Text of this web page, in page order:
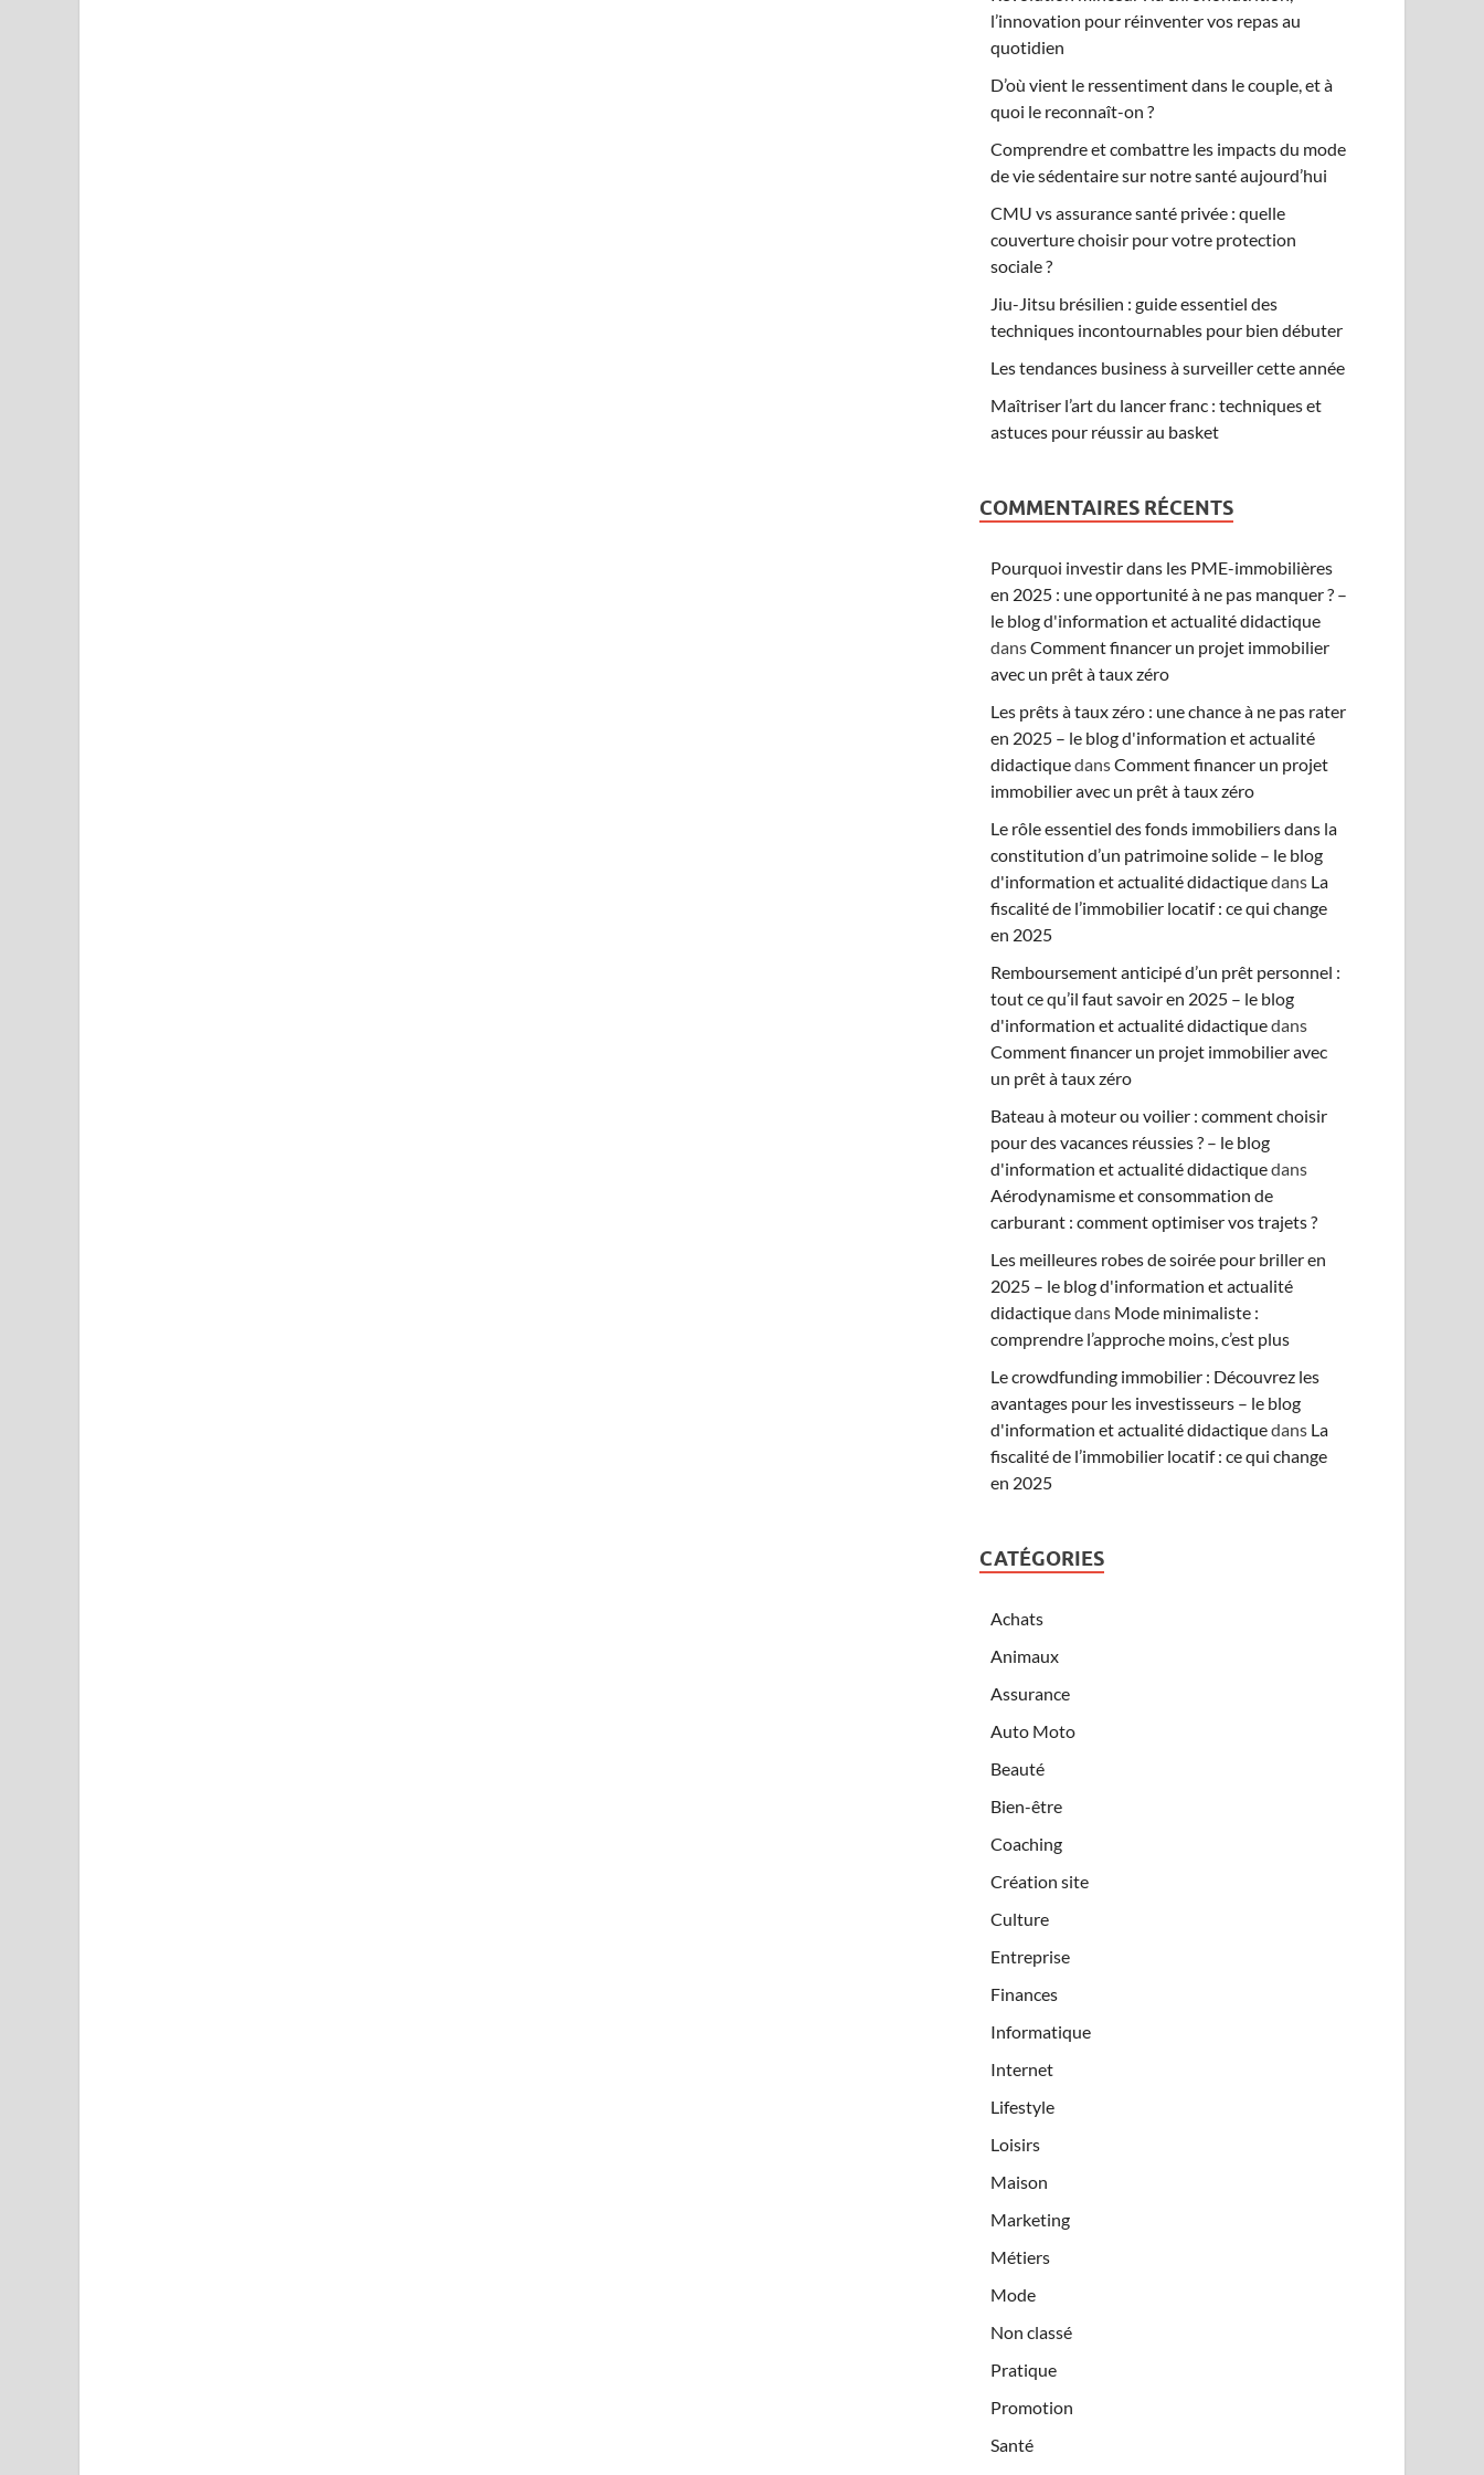
l’innovation pour réinventer vos repas au
quotidien
D’où vient le ressentiment dans le couple, et à
quoi le reconnaît-on ?
Comprendre et combattre les impacts du mode
de vie sédentaire sur notre santé aujourd’hui
CMU vs assurance santé privée : quelle
couverture choisir pour votre protection
sociale ?
Jiu-Jitsu brésilien : guide essentiel des
techniques incontournables pour bien débuter
Les tendances business à surveiller cette année
Maîtriser l’art du lancer franc : techniques et
astuces pour réussir au basket
COMMENTAIRES RÉCENTS
Pourquoi investir dans les PME-immobilières
en 2025 : une opportunité à ne pas manquer ? –
le blog d'information et actualité didactique
dansComment financer un projet immobilier
avec un prêt à taux zéro
Les prêts à taux zéro : une chance à ne pas rater
en 2025 – le blog d'information et actualité
didactiquedansComment financer un projet
immobilier avec un prêt à taux zéro
Le rôle essentiel des fonds immobiliers dans la
constitution d’un patrimoine solide – le blog
d'information et actualité didactiquedans La
fiscalité de l’immobilier locatif : ce qui change
en 2025
Remboursement anticipé d’un prêt personnel :
tout ce qu’il faut savoir en 2025 – le blog
d'information et actualité didactiquedans
Comment financer un projet immobilier avec
un prêt à taux zéro
Bateau à moteur ou voilier : comment choisir
pour des vacances réussies ? – le blog
d'information et actualité didactiquedans
Aérodynamisme et consommation de
carburant : comment optimiser vos trajets ?
Les meilleures robes de soirée pour briller en
2025 – le blog d'information et actualité
didactiquedans Mode minimaliste :
comprendre l’approche moins, c’est plus
Le crowdfunding immobilier : Découvrez les
avantages pour les investisseurs – le blog
d'information et actualité didactiquedans La
fiscalité de l’immobilier locatif : ce qui change
en 2025
CATÉGORIES
Achats
Animaux
Assurance
Auto Moto
Beauté
Bien-être
Coaching
Création site
Culture
Entreprise
Finances
Informatique
Internet
Lifestyle
Loisirs
Maison
Marketing
Métiers
Mode
Non classé
Pratique
Promotion
Santé